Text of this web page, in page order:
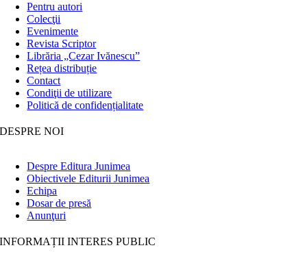
Pentru autori
Colecţii
Evenimente
Revista Scriptor
Librăria „Cezar Ivănescu”
Rețea distribuție
Contact
Condiţii de utilizare
Politică de confidențialitate
DESPRE NOI
Despre Editura Junimea
Obiectivele Editurii Junimea
Echipa
Dosar de presă
Anunţuri
INFORMAȚII INTERES PUBLIC